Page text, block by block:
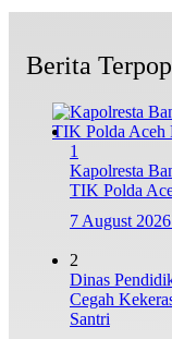
Berita
1
Kapolresta
TIK Polda
7 August 2026
2
Dinas
Cegah
Santri